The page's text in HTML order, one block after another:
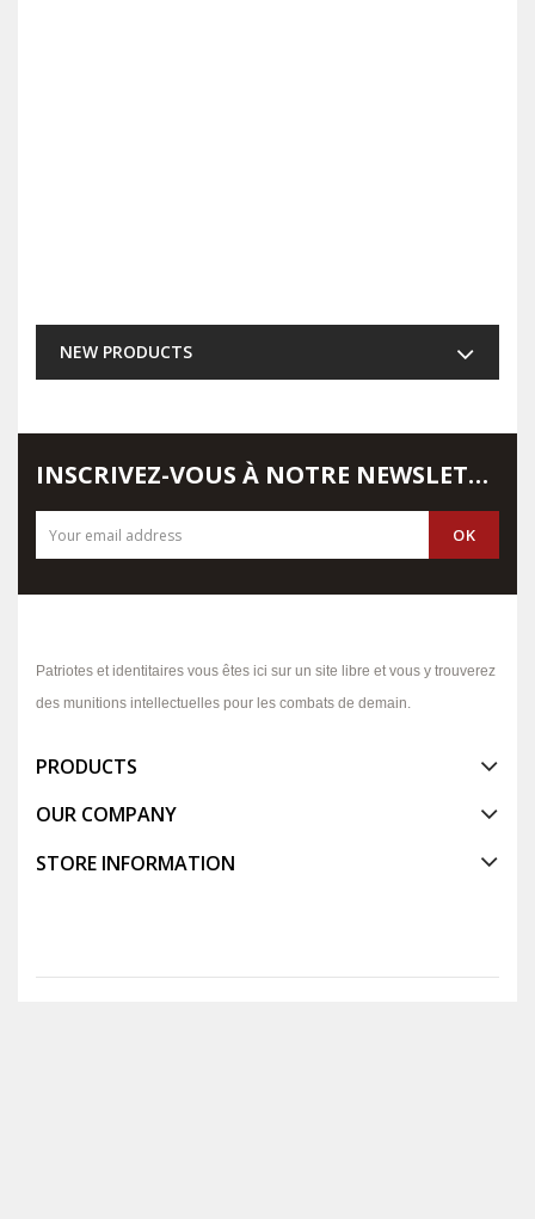
NEW PRODUCTS
INSCRIVEZ-VOUS À NOTRE NEWSLETTER
Patriotes et identitaires vous êtes ici sur un site libre et vous y trouverez
des munitions intellectuelles pour les combats de demain.
PRODUCTS
OUR COMPANY
STORE INFORMATION